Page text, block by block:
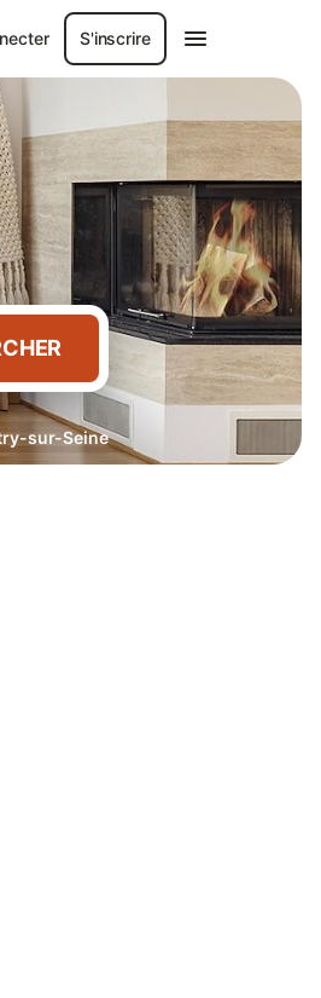
S'inscrire
sur-Seine